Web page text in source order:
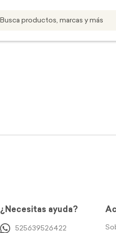
¿Necesitas ayuda?
525639526422